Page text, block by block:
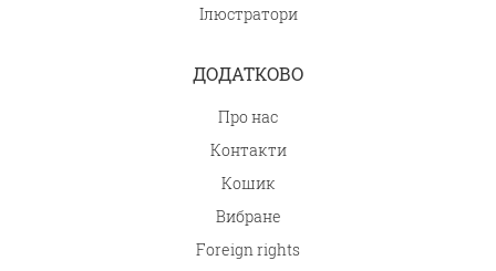
Ілюстратори
ДОДАТКОВО
Про нас
Контакти
Кошик
Вибране
Foreign rights